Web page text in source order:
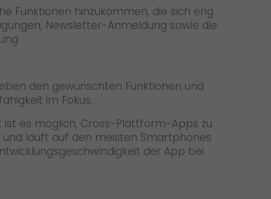
Funktionen hinzukommen, die sich eng
Newsletter-Anmeldung sowie die
den gewünschten Funktionen und
im Fokus.
ist es möglich, Cross-Plattform-Apps zu
läuft auf den meisten Smartphones
der App bei